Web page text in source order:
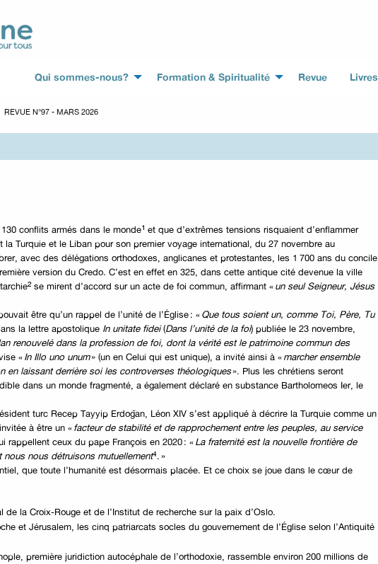
Qui sommes-nous? Formation & Spiritualité Revue Livres
REVUE N°97 - MARS 2026
conflits armés dans le monde¹ et que d’extrêmes tensions risquaient d’enflammer
la Turquie et le Liban pour son premier voyage international, du 27 novembre au
avec des délégations orthodoxes, anglicanes et protestantes, les 1 700 ans du concile
version du Credo. C’est en effet en 325, dans cette antique cité devenue la ville
² se mirent d’accord sur un acte de foi commun, affirmant «un seul Seigneur, Jésus
être qu’un rappel de l’unité de l’Église : «Que tous soient un, comme Toi, Père, Tu
la lettre apostolique In unitate fidei(Dans l’unité de la foi) publiée le 23 novembre,
renouvelé dans la profession de foi, dont la vérité est le patrimoine commun des
«In Illo uno unum» (un en Celui qui est unique), a invité ainsi à «marcher ensemble
en laissant derrière soi les controverses théologiques». Plus les chrétiens seront
dans un monde fragmenté, a également déclaré en substance Bartholomeos Ier, le
turc Recep Tayyip Erdoğan, Léon XIV s’est appliqué à décrire la Turquie comme un
à être un «facteur de stabilité et de rapprochement entre les peuples, au service
rappellent ceux du pape François en 2020 : «La fraternité est la nouvelle frontière de
nous détruisons mutuellement⁴. »
que toute l’humanité est désormais placée. Et ce choix se joue dans le cœur de
de la Croix-Rouge et de l’Institut de recherche sur la paix d’Oslo.
et Jérusalem, les cinq patriarcats socles du gouvernement de l’Église selon l’Antiquité
première juridiction autocéphale de l’orthodoxie, rassemble environ 200 millions de